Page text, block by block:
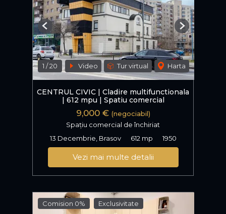
1 /20 Video Tur virtual Harta
Previous Next
CENTRUL CIVIC | Cladire multifunctionala
| 612 mpu | Spatiu comercial
9,000 € (negociabil)
Spațiu comercial de închiriat
13 Decembrie, Brasov
612 mp 1950
Vezi mai multe detalii
Comision 0% Exclusivitate